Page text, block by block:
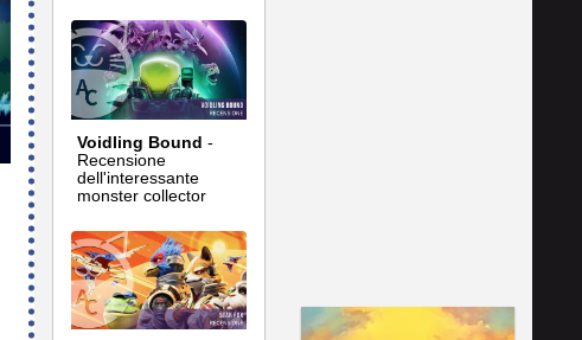
Voidling Bound -
Recensione
dell'interessante
monster collector